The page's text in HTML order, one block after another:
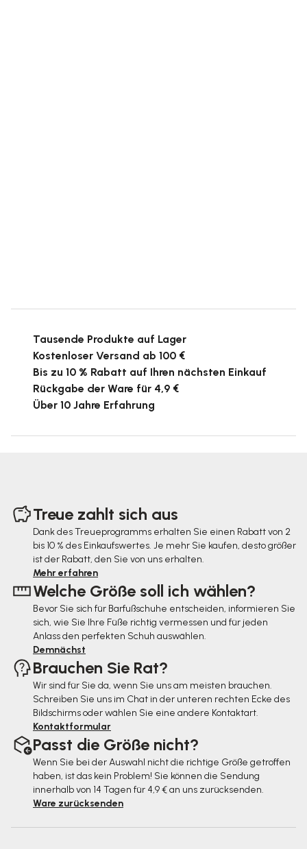
Tausende Produkte auf Lager
Kostenloser Versand ab 100 €
Bis zu 10 % Rabatt auf Ihren nächsten Einkauf
Rückgabe der Ware für 4,9 €
Über 10 Jahre Erfahrung
Treue zahlt sich aus
Dank des Treueprogramms erhalten Sie einen Rabatt von 2
bis 10 % des Einkaufswertes. Je mehr Sie kaufen, desto größer
ist der Rabatt, den Sie von uns erhalten.
Mehr erfahren
Welche Größe soll ich wählen?
Bevor Sie sich für Barfußschuhe entscheiden, informieren Sie
sich, wie Sie Ihre Füße richtig vermessen und für jeden
Anlass den perfekten Schuh auswählen.
Demnächst
Brauchen Sie Rat?
Wir sind für Sie da, wenn Sie uns am meisten brauchen.
Schreiben Sie uns im Chat in der unteren rechten Ecke des
Bildschirms oder wählen Sie eine andere Kontaktart.
Kontaktformular
Passt die Größe nicht?
Wenn Sie bei der Auswahl nicht die richtige Größe getroffen
haben, ist das kein Problem! Sie können die Sendung
innerhalb von 14 Tagen für 4,9 € an uns zurücksenden.
Ware zurücksenden